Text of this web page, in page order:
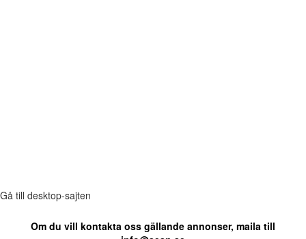
Gå till desktop-sajten
Om du vill kontakta oss gällande annonser, maila till